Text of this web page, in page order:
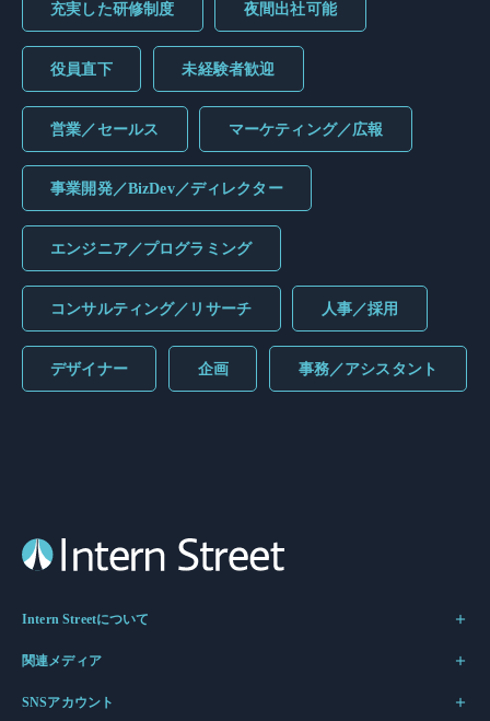
充実した研修制度 夜間出社可能
役員直下 未経験者歓迎
営業／セールス マーケティング／広報
事業開発／BizDev／ディレクター
エンジニア／プログラミング
コンサルティング／リサーチ 人事／採用
デザイナー 企画 事務／アシスタント
Intern Streetについて
関連メディア
SNSアカウント